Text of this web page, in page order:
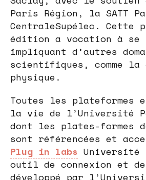
Paris Région, la SATT
CentraleSupélec. Cette
édition a vocation à se
impliquant d’autres
scientifiques, comme la
physique.
Toutes les plateformes
la vie de l’Université
dont les plates-formes
sont référencées et
Plug in labs Université
outil de connexion et
développé par